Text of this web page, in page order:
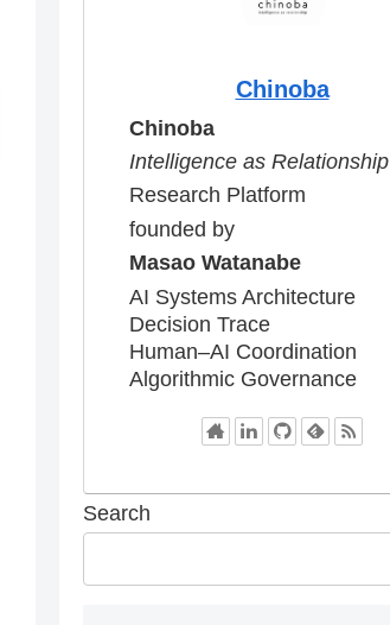
Chinoba
Chinoba
Intelligence as Relationship
Research Platform
founded by
Masao Watanabe
AI Systems Architecture
Decision Trace
Human–AI Coordination
Algorithmic Governance
Search